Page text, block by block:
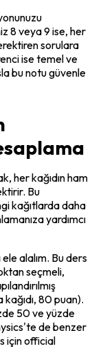
8 veya 9 ise, her
sorulara
ise temel ve
bu notu güvenle
her kağıdın ham
Bu
kağıtlarda daha
yardımcı
alalım. Bu ders
seçmeli,
80 puan).
50 ve yüzde
de benzer
için official